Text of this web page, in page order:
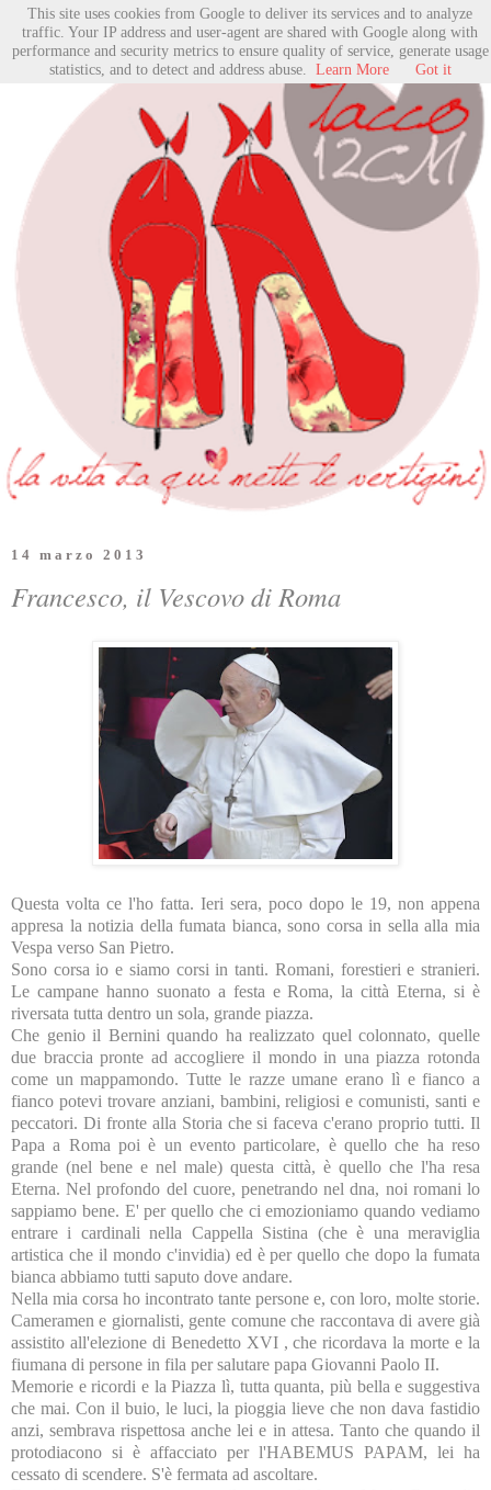
14 marzo 2013
Francesco, il Vescovo di Roma
Questa volta ce l'ho fatta. Ieri sera, poco dopo le 19, non appena
appresa la notizia della fumata bianca, sono corsa in sella alla mia
Vespa verso San Pietro.
Sono corsa io e siamo corsi in tanti. Romani, forestieri e stranieri.
Le campane hanno suonato a festa e Roma, la città Eterna, si è
riversata tutta dentro un sola, grande piazza.
Che genio il Bernini quando ha realizzato quel colonnato, quelle
due braccia pronte ad accogliere il mondo in una piazza rotonda
come un mappamondo. Tutte le razze umane erano lì e fianco a
fianco potevi trovare anziani, bambini, religiosi e comunisti, santi e
peccatori. Di fronte alla Storia che si faceva c'erano proprio tutti. Il
Papa a Roma poi è un evento particolare, è quello che ha reso
grande (nel bene e nel male) questa città, è quello che l'ha resa
Eterna. Nel profondo del cuore, penetrando nel dna, noi romani lo
sappiamo bene. E' per quello che ci emozioniamo quando vediamo
entrare i cardinali nella Cappella Sistina (che è una meraviglia
artistica che il mondo c'invidia) ed è per quello che dopo la fumata
bianca abbiamo tutti saputo dove andare.
Nella mia corsa ho incontrato tante persone e, con loro, molte storie.
Cameramen e giornalisti, gente comune che raccontava di avere già
assistito all'elezione di Benedetto XVI , che ricordava la morte e la
fiumana di persone in fila per salutare papa Giovanni Paolo II.
Memorie e ricordi e la Piazza lì, tutta quanta, più bella e suggestiva
che mai. Con il buio, le luci, la pioggia lieve che non dava fastidio
anzi, sembrava rispettosa anche lei e in attesa. Tanto che quando il
protodiacono si è affacciato per l'HABEMUS PAPAM, lei ha
cessato di scendere. S'è fermata ad ascoltare.
This site uses cookies from Google to deliver its services and to analyze
traffic. Your IP address and user-agent are shared with Google along with
performance and security metrics to ensure quality of service, generate usage
statistics, and to detect and address abuse.
Learn More Got it